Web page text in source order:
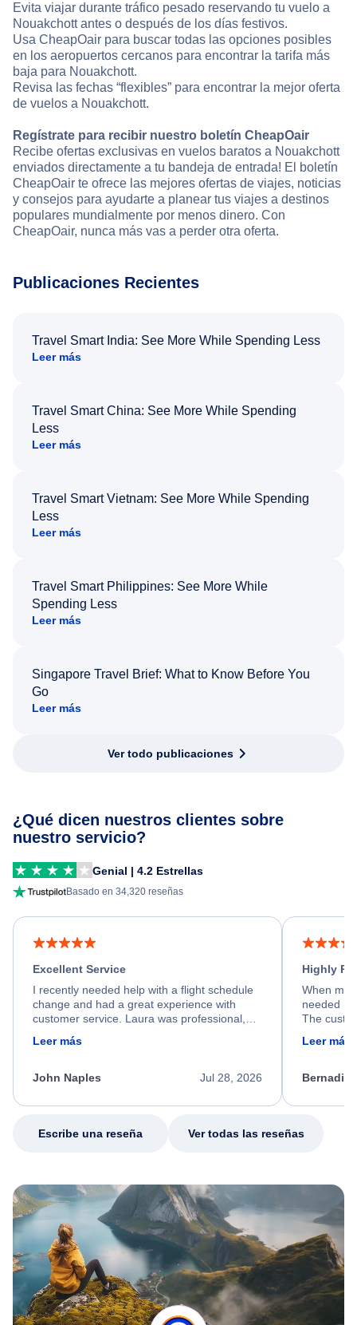
Evita viajar durante tráfico pesado reservando tu vuelo a
Nouakchott antes o después de los días festivos.
Usa CheapOair para buscar todas las opciones posibles
en los aeropuertos cercanos para encontrar la tarifa más
baja para Nouakchott.
Revisa las fechas “flexibles” para encontrar la mejor oferta
de vuelos a Nouakchott.
Regístrate para recibir nuestro boletín CheapOair
Recibe ofertas exclusivas en vuelos baratos a Nouakchott
enviados directamente a tu bandeja de entrada! El boletín
CheapOair te ofrece las mejores ofertas de viajes, noticias
y consejos para ayudarte a planear tus viajes a destinos
populares mundialmente por menos dinero. Con
CheapOair, nunca más vas a perder otra oferta.
Publicaciones Recientes
Travel Smart India: See More While Spending Less
Leer más
Travel Smart China: See More While Spending
Less
Leer más
Travel Smart Vietnam: See More While Spending
Less
Leer más
Travel Smart Philippines: See More While
Spending Less
Leer más
Singapore Travel Brief: What to Know Before You
Go
Leer más
Ver todo publicaciones
¿Qué dicen nuestros clientes sobre
nuestro servicio?
Genial | 4.2 Estrellas
Basado en 34,320 reseñas
Excellent Service
I recently needed help with a flight schedule
change and had a great experience with
customer service. Laura was professional,
friendly, and very helpful throughout the
process. She quickly found a solution and
appreciate her excellent service.
Leer más
Jul 28, 2026
John Naples
Highly
When my
needed
The
calm,
my issue.
Leer más
Escribe una reseña Ver todas las reseñas